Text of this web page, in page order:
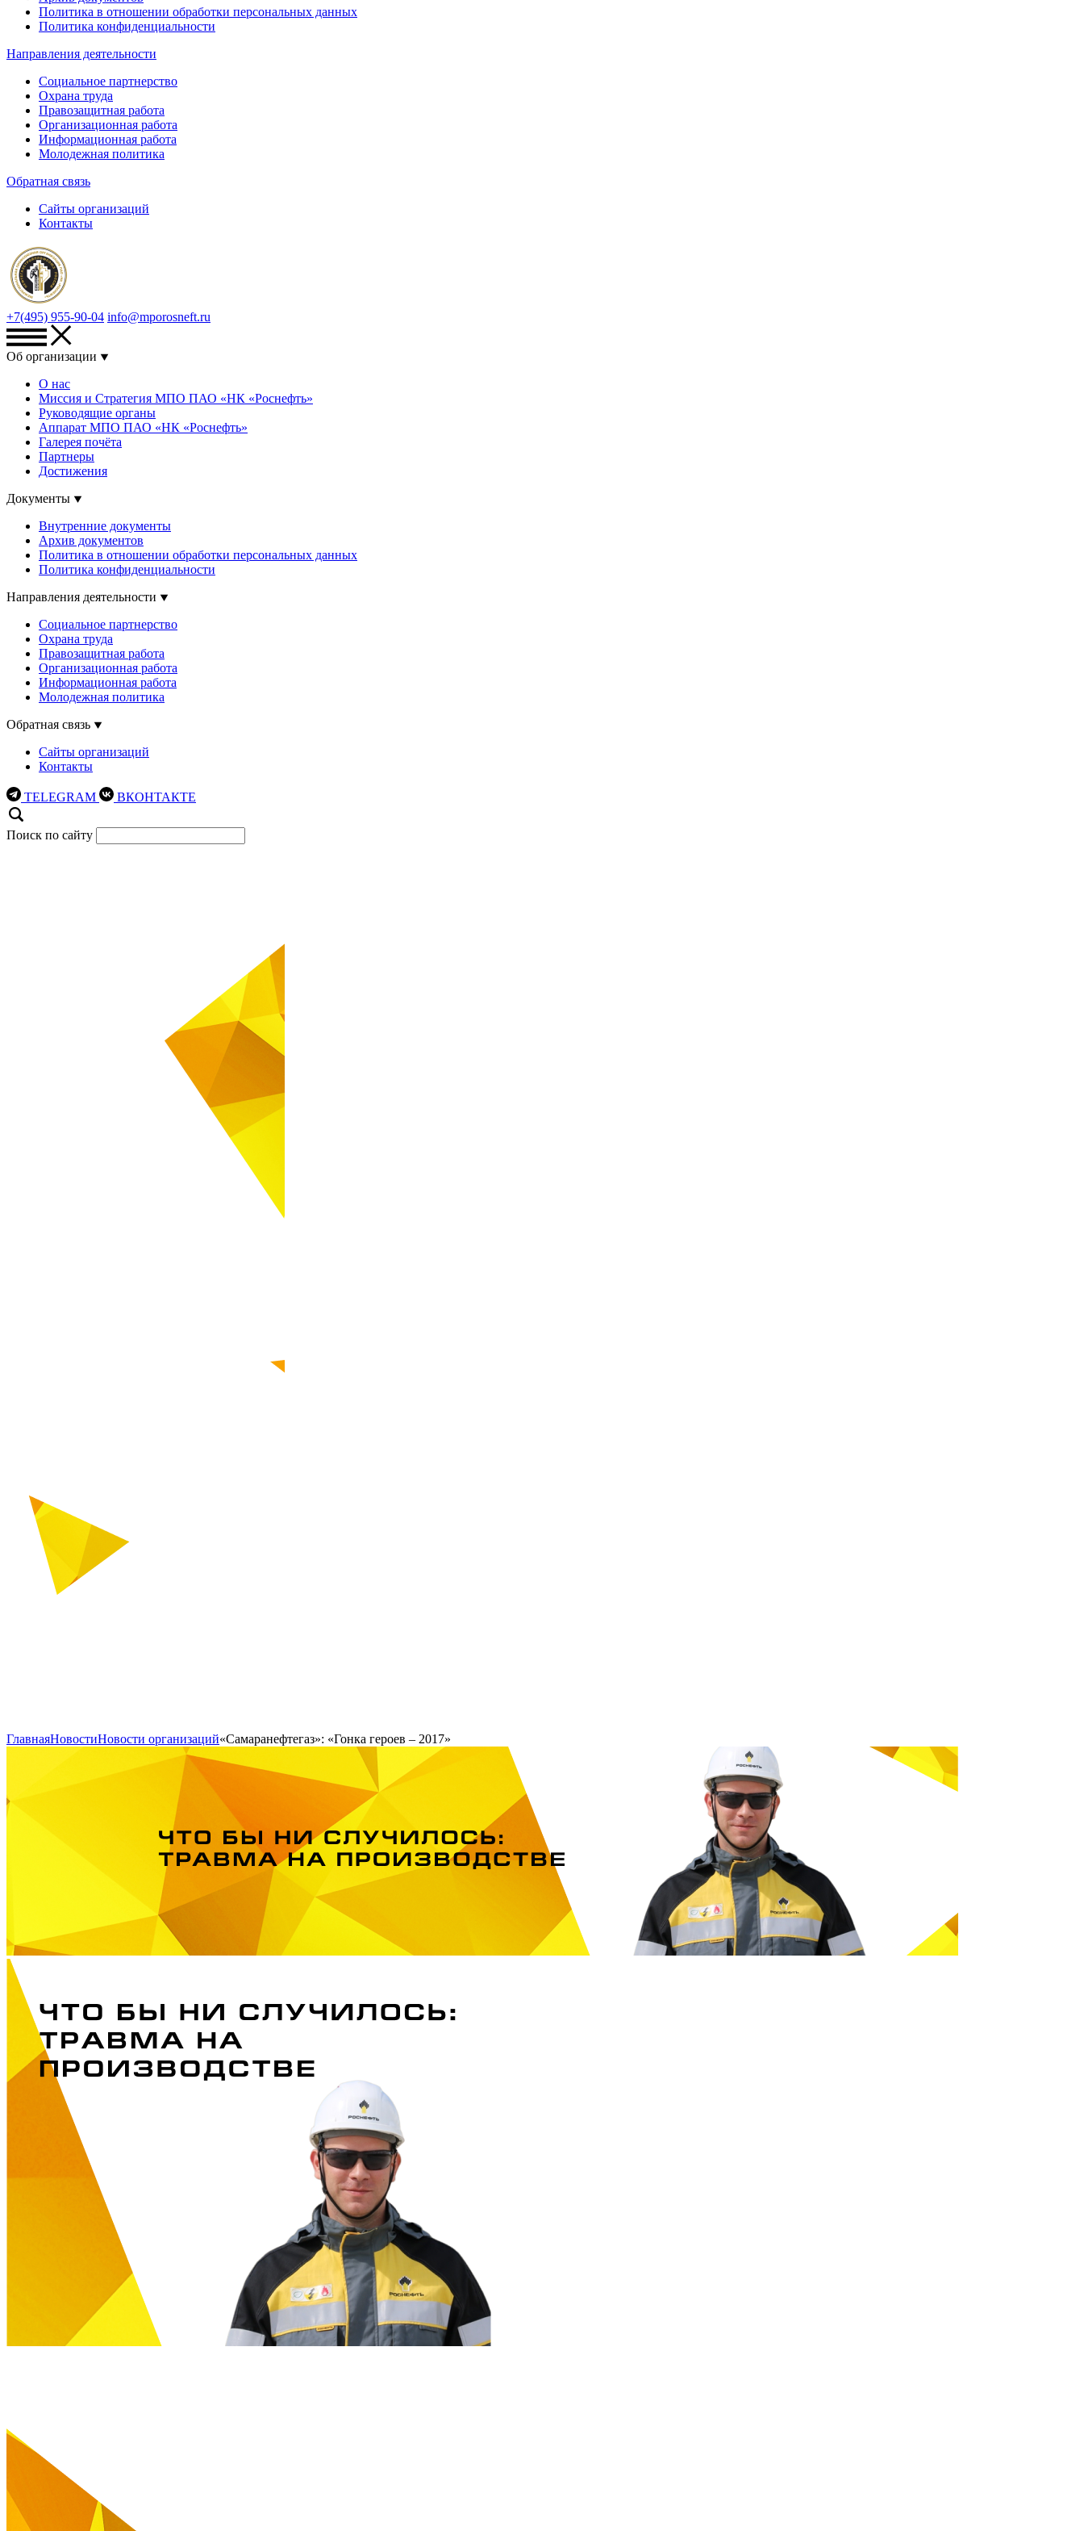
Политика в отношении обработки персональных данных
Политика конфиденциальности
Направления деятельности
Социальное партнерство
Охрана труда
Правозащитная работа
Организационная работа
Информационная работа
Молодежная политика
Обратная связь
Сайты организаций
Контакты
+7(495) 955-90-04 info@mporosneft.ru
Об организации
О нас
Миссия и Стратегия МПО ПАО «НК «Роснефть»
Руководящие органы
Аппарат МПО ПАО «НК «Роснефть»
Галерея почёта
Партнеры
Достижения
Документы
Внутренние документы
Архив документов
Политика в отношении обработки персональных данных
Политика конфиденциальности
Направления деятельности
Социальное партнерство
Охрана труда
Правозащитная работа
Организационная работа
Информационная работа
Молодежная политика
Обратная связь
Сайты организаций
Контакты
TELEGRAM ВКОНТАКТЕ
Поиск по сайту
ГлавнаяНовостиНовости организаций«Самаранефтегаз»: «Гонка героев – 2017»